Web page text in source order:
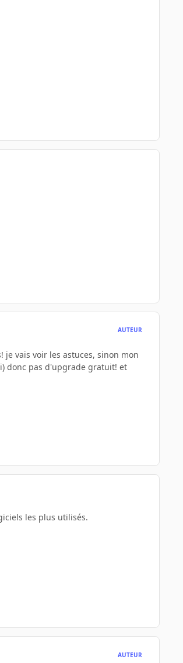
AUTEUR
vais voir les astuces, sinon mon
donc pas d'upgrade gratuit! et
les plus utilisés.
AUTEUR